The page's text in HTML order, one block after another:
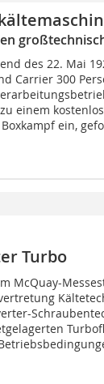
des 22. Mai
Carrier 300
zu einem
ein,
Turbo
McQuay-